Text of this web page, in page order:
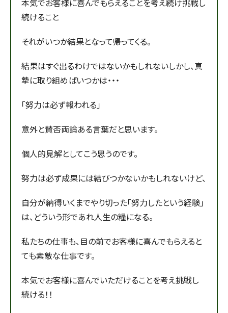
本気でお客様に喜んでもらえることを考え続け挑戦し
続けること
それがいつか結果となって帰ってくる。
結果はすぐ出るわけではないかもしれないしかし、真
摯に取り組めばいつかは・・・
「努力は必ず報われる」
意外と賛否両論ある言葉だと思います。
個人的見解としてこう思うのです。
努力は必ず成果には結びつかないかもしれないけど、
自分が納得いくまでやり切った「努力したという経験」
は、どういう形であれ人生の糧になる。
私たちの仕事も、目の前でお客様に喜んでもらえると
ても素敵な仕事です。
本気でお客様に喜んでいただけることを考え挑戦し
続ける！！